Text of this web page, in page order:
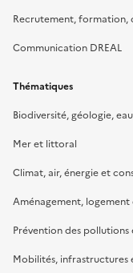
Recrutement, formation,
Communication DREAL
Thématiques
Biodiversité, géologie,
Mer et littoral
Climat, air, énergie et
Aménagement, logement
Prévention des pollutions
Mobilités, infrastructures